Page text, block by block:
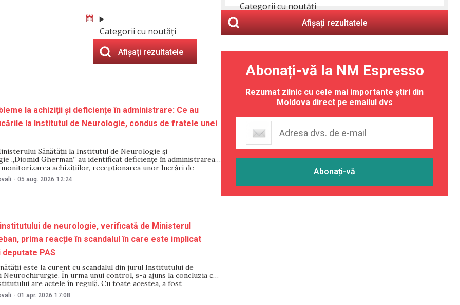
Categorii cu noutăți
Afișați rezultatele
la achiziții și deficiențe în administrare: Ce au
la Institutul de Neurologie, condus de fratele unei
Sănătății la Institutul de Neurologie și
„Diomid Gherman” au identificat deficiențe în administrarea
achizițiilor, recepționarea unor lucrări de
precum și datorii de aproape 75 de milioane de lei. Datele au
pe 5 august, iar ministerul a anunțat măsuri de redresare. În
- 05 aug. 2026 12:24
de neurologie, verificată de Ministerul
prima reacție în scandalul în care este implicat
PAS
este la curent cu scandalul din jurul Institutului de
În urma unui control, s-a ajuns la concluzia că
are actele în regulă. Cu toate acestea, a fost
o scrisoare din partea colectivului, iar în continuare vor fi
ale institutului și
- 01 apr. 2026 17:08
Categorii cu noutăți
Afișați rezultatele
Abonați-vă la NM Espresso
Rezumat zilnic cu cele mai importante știri din
Moldova direct pe emailul dvs